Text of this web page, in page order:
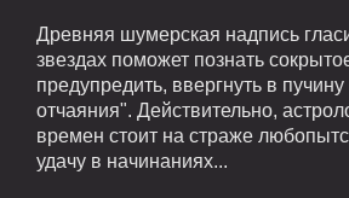
Древняя шумерская надпись
звездах поможет познать
предупредить, ввергнуть в
отчаяния". Действительно,
времен стоит на страже
удачу в начинаниях...